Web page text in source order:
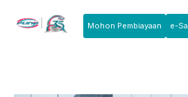
Mohon Pembiayaan e-